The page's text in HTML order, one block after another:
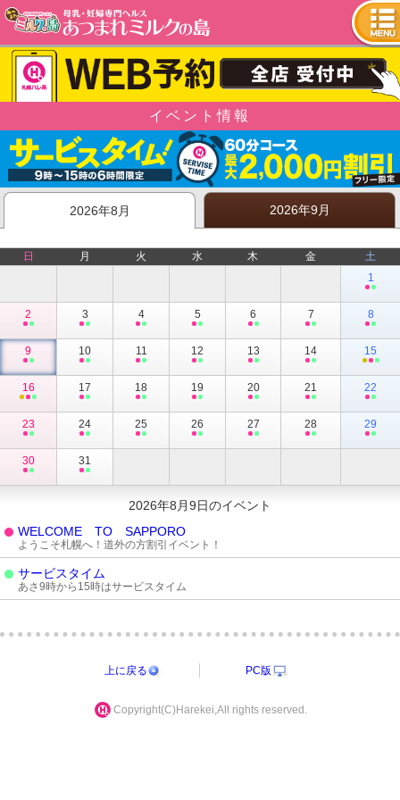
イベント情報
2026年8月
日 月 火 水 木 金
土
1
2 3 4 5 6 7 8
9 10 11 12 13 14 15
16 17 18 19 20 21 22
23 24 25 26 27 28 29
30 31
2026年8月9日のイベント
WELCOME TO SAPPORO
ようこそ札幌へ！道外の方割引イベント！
サービスタイム
あさ9時から15時はサービスタイム
2026年9月
上に戻る PC版
Copyright(C)Harekei,All rights reserved.